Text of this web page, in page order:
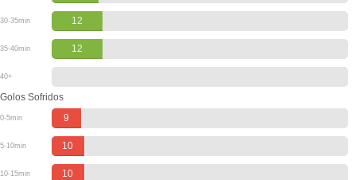
30-35min 12
35-40min 12
40+
Golos Sofridos
0-5min 9
5-10min 10
10-15min 10